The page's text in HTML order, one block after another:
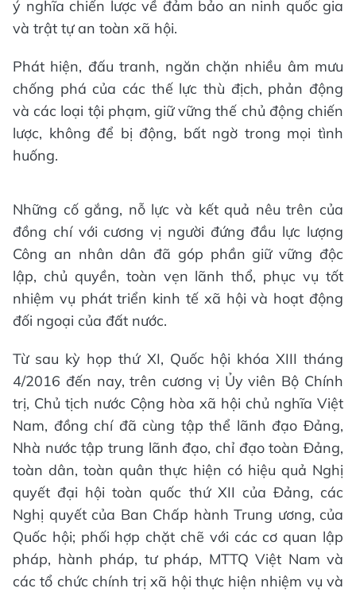
ý nghĩa chiến lược về đảm bảo an ninh quốc gia
và trật tự an toàn xã hội.
Phát hiện, đấu tranh, ngăn chặn nhiều âm mưu
chống phá của các thế lực thù địch, phản động
và các loại tội phạm, giữ vững thế chủ động chiến
lược, không để bị động, bất ngờ trong mọi tình
huống.
Những cố gắng, nỗ lực và kết quả nêu trên của
đồng chí với cương vị người đứng đầu lực lượng
Công an nhân dân đã góp phần giữ vững độc
lập, chủ quyền, toàn vẹn lãnh thổ, phục vụ tốt
nhiệm vụ phát triển kinh tế xã hội và hoạt động
đối ngoại của đất nước.
Từ sau kỳ họp thứ XI, Quốc hội khóa XIII tháng
4/2016 đến nay, trên cương vị Ủy viên Bộ Chính
trị, Chủ tịch nước Cộng hòa xã hội chủ nghĩa Việt
Nam, đồng chí đã cùng tập thể lãnh đạo Đảng,
Nhà nước tập trung lãnh đạo, chỉ đạo toàn Đảng,
toàn dân, toàn quân thực hiện có hiệu quả Nghị
quyết đại hội toàn quốc thứ XII của Đảng, các
Nghị quyết của Ban Chấp hành Trung ương, của
Quốc hội; phối hợp chặt chẽ với các cơ quan lập
pháp, hành pháp, tư pháp, MTTQ Việt Nam và
các tổ chức chính trị xã hội thực hiện nhiệm vụ và